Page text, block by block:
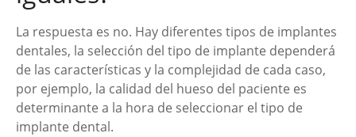
La respuesta es no. Hay diferentes tipos de implantes
dentales, la selección del tipo de implante dependerá
de las características y la complejidad de cada caso,
por ejemplo, la calidad del hueso del paciente es
determinante a la hora de seleccionar el tipo de
implante dental.